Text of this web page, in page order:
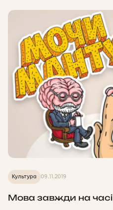
Культура 09.11.2019
Мова завжди на часі